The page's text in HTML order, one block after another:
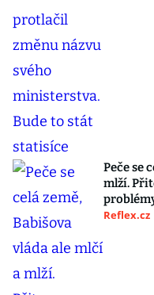
Peče se
mlží.
Reflex.cz